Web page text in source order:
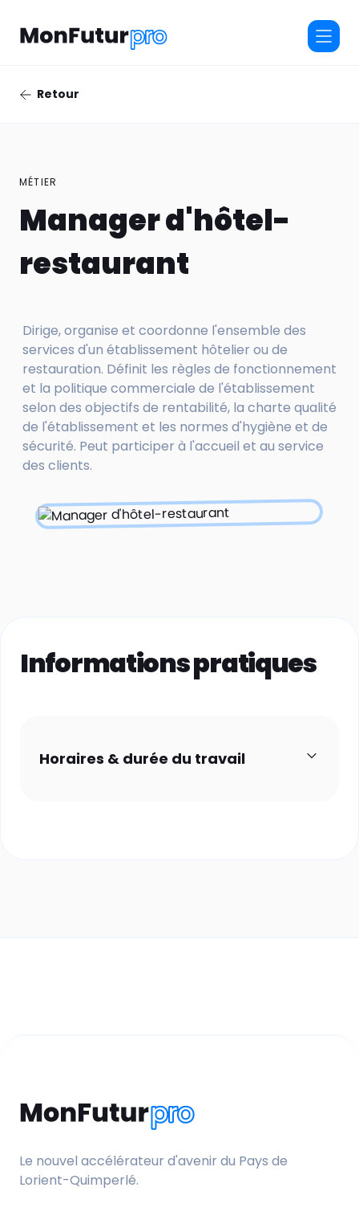
Retour
MÉTIER
Manager d'hôtel-
restaurant
Dirige, organise et coordonne l'ensemble des
services d'un établissement hôtelier ou de
restauration. Définit les règles de fonctionnement
et la politique commerciale de l'établissement
selon des objectifs de rentabilité, la charte qualité
de l'établissement et les normes d'hygiène et de
sécurité. Peut participer à l'accueil et au service
des clients.
Informations pratiques
Horaires & durée du travail
Le nouvel accélérateur d'avenir du Pays de
Lorient-Quimperlé.